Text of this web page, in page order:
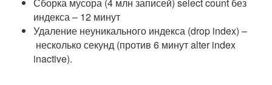
индекса – 12 минут
Удаление неуникального индекса (drop index) –
несколько секунд (против 6 минут alter index
inactive).